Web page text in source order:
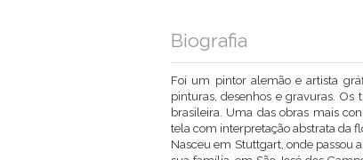
Biografia
Foi um pintor alemão e artista
pinturas, desenhos e gravuras.
brasileira. Uma das obras mais
tela com interpretação abstrata da
Nasceu em Stuttgart, onde passou